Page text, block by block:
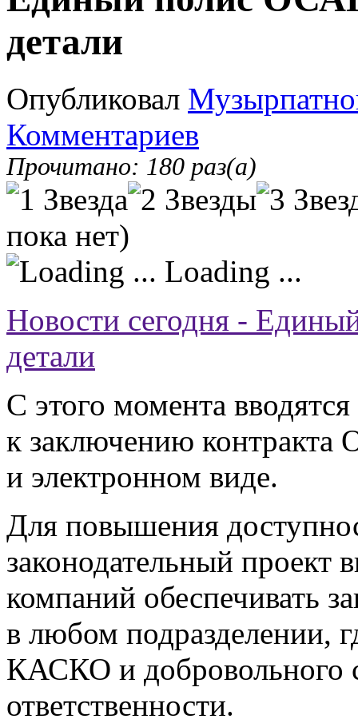
детали
Опубликовал
Комментариев
Прочитано: 180 раз(а)
пока нет)
Loading ...
Новости сегодня -
детали
С этого момента
к заключению
и электронном виде.
Для повышения
законодательный проект
компаний обеспечивать
в любом подразделении,
КАСКО и добровольного
ответственности.